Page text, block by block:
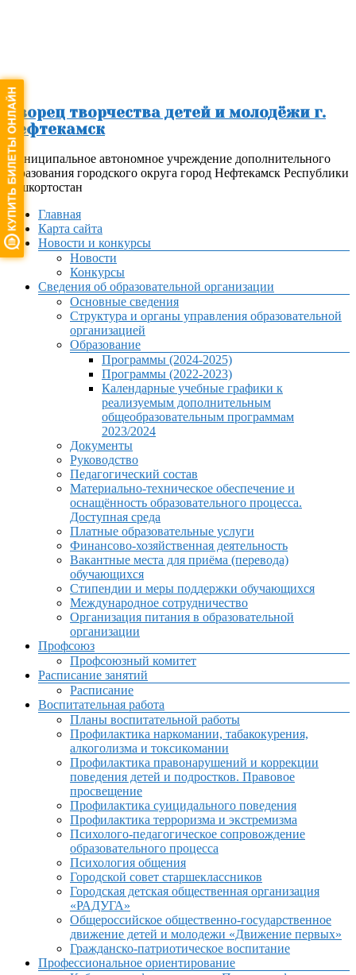
Дворец творчества детей и молодёжи г.
Нефтекамск
Муниципальное автономное учреждение дополнительного
образования городского округа город Нефтекамск Республики
Башкортостан
МенюГлавная
Карта сайта
Новости и конкурсы
Новости
Конкурсы
Сведения об образовательной организации
Основные сведения
Структура и органы управления образовательной
организацией
Образование
Программы (2024-2025)
Программы (2022-2023)
Календарные учебные графики к
реализуемым дополнительным
общеобразовательным программам
2023/2024
Документы
Руководство
Педагогический состав
Материально-техническое обеспечение и
оснащённость образовательного процесса.
Доступная среда
Платные образовательные услуги
Финансово-хозяйственная деятельность
Вакантные места для приёма (перевода)
обучающихся
Стипендии и меры поддержки обучающихся
Международное сотрудничество
Организация питания в образовательной
организации
Профсоюз
Профсоюзный комитет
Расписание занятий
Расписание
Воспитательная работа
Планы воспитательной работы
Профилактика наркомании, табакокурения,
алкоголизма и токсикомании
Профилактика правонарушений и коррекции
поведения детей и подростков. Правовое
просвещение
Профилактика суицидального поведения
Профилактика терроризма и экстремизма
Психолого-педагогическое сопровождение
образовательного процесса
Психология общения
Городской совет старшеклассников
Городская детская общественная организация
«РАДУГА»
Общероссийское общественно-государственное
движение детей и молодежи «Движение первых»
Гражданско-патриотическое воспитание
Профессиональное ориентирование